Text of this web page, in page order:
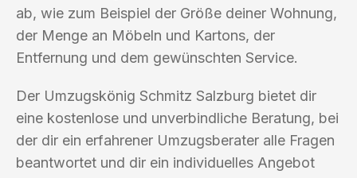
ab, wie zum Beispiel der Größe deiner Wohnung,
der Menge an Möbeln und Kartons, der
Entfernung und dem gewünschten Service.
Der Umzugskönig Schmitz Salzburg bietet dir
eine kostenlose und unverbindliche Beratung, bei
der dir ein erfahrener Umzugsberater alle Fragen
beantwortet und dir ein individuelles Angebot